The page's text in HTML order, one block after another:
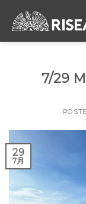
7/29
29
7月